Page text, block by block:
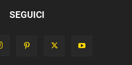
SEGUICI